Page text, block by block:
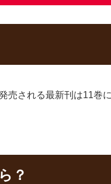
される最新刊は11巻に
？